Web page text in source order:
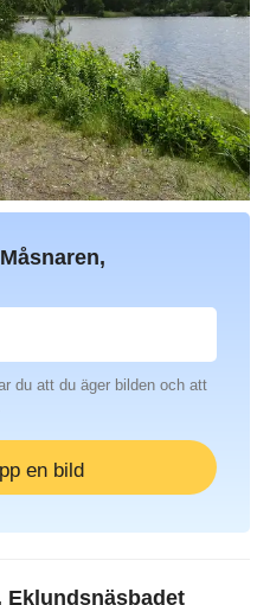
du att du äger bilden och att
en bild
Eklundsnäsbadet